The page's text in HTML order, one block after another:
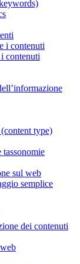
i contenuti
contenuti
type)
sul web
semplice
dei contenuti